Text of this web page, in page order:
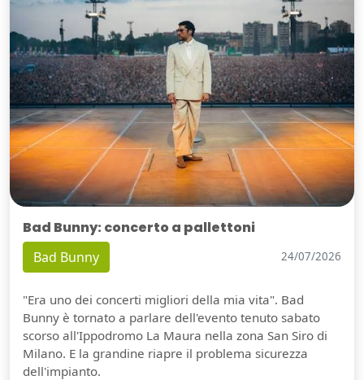
Bad Bunny: concerto a pallettoni
Bad Bunny 24/07/2026
"Era uno dei concerti migliori della mia vita". Bad
Bunny è tornato a parlare dell'evento tenuto sabato
scorso all'Ippodromo La Maura nella zona San Siro di
Milano. E la grandine riapre il problema sicurezza
dell'impianto.